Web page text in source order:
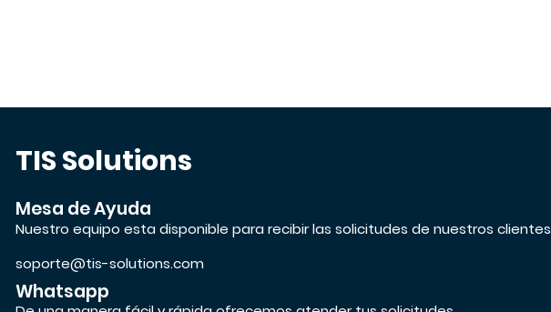
TIS Solutions
Mesa de Ayuda
Nuestro equipo esta disponible para recibir las solicitudes de nuestros clientes
soporte@tis-solutions.com
Whatsapp